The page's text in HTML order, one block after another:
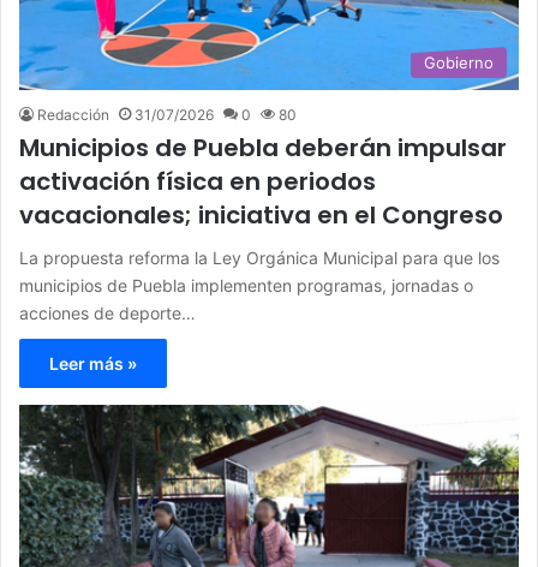
Gobierno
Redacción 31/07/2026 0 80
Municipios de Puebla deberán impulsar
activación física en periodos
vacacionales; iniciativa en el Congreso
La propuesta reforma la Ley Orgánica Municipal para que los
municipios de Puebla implementen programas, jornadas o
acciones de deporte…
Leer más »